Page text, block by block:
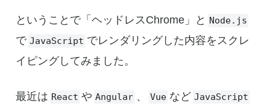
ということで「ヘッドレスChrome」と Node.js
で JavaScript でレンダリングした内容をスクレ
イピングしてみました。
最近は React や Angular 、 Vue など JavaScript